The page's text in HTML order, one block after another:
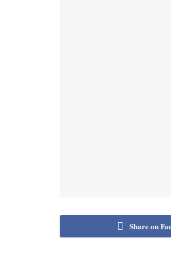
Share on